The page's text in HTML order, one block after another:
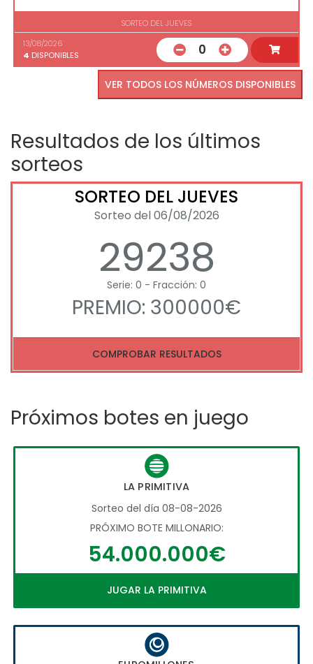
SORTEO DEL JUEVES
13/08/2026
4 DISPONIBLES 0
VER TODOS LOS NÚMEROS DISPONIBLES
Resultados de los últimos
sorteos
SORTEO DEL JUEVES
Sorteo del 06/08/2026
29238
Serie: 0 - Fracción: 0
PREMIO: 300000€
COMPROBAR RESULTADOS
Próximos botes en juego
LA PRIMITIVA
Sorteo del día 08-08-2026
PRÓXIMO BOTE MILLONARIO:
54.000.000€
JUGAR LA PRIMITIVA